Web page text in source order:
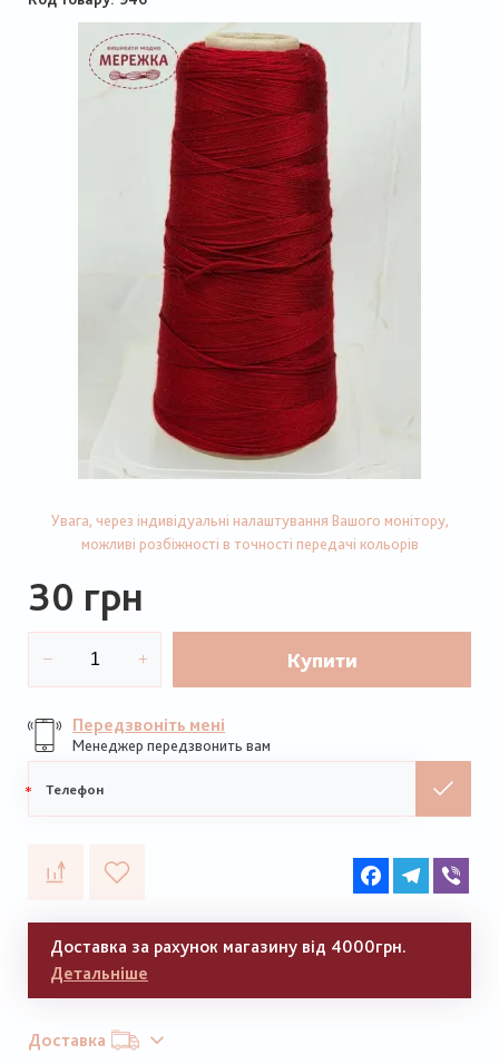
Увага, через індивідуальні налаштування Вашого монітору,
можливі розбіжності в точності передачі кольорів
30 грн
Купити
Передзвоніть мені
Менеджер передзвонить вам
телефон
FacebookTelegram
Доставка за рахунок магазину від 4000грн.
Детальніше
Доставка